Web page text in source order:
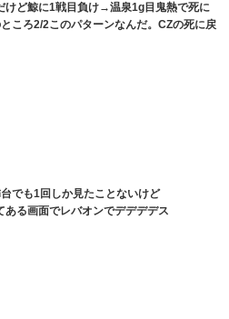
けど鯨に1戦目負け→温泉1g目鬼熱で死に
ころ2/2このパターンなんだ。CZの死に戻
でも1回しか見たことないけど
ある画面でレバオンでデデデデス